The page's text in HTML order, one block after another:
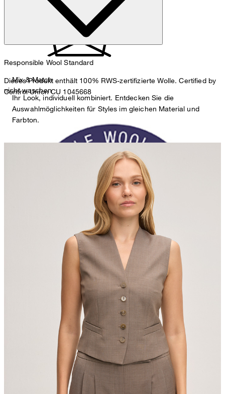
nicht waschen
nicht Trommeltrocknen
Responsible Wool Standard
Dieses Produkt enthält 100% RWS-zertifizierte Wolle. Certified by
Control Union CU 1045668
Der Kauf von Produkten, die nach dem Responsible Wool
Standard zertifiziert sind, unterstreicht die Nachfrage nach
besseren Tierschutzpraktiken und verantwortungsvoller
Flächenbewirtschaftung in der Lieferkette für Wolle.
Alle Informationen zu nachhaltigen Produkten
Mix & Match
Ihr Look, individuell kombiniert. Entdecken Sie die
Auswahlmöglichkeiten für Styles im gleichen Material und
Farbton.